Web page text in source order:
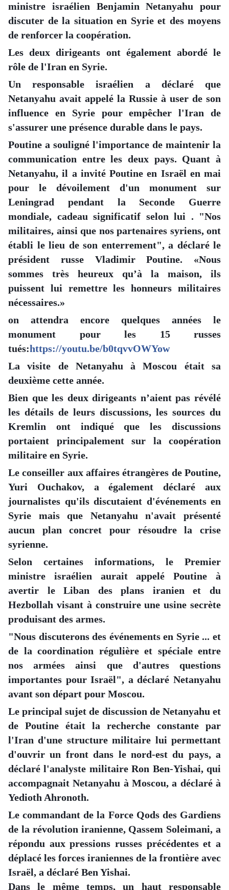
ministre israélien Benjamin Netanyahu pour
discuter de la situation en Syrie et des moyens
de renforcer la coopération.
Les deux dirigeants ont également abordé le
rôle de l'Iran en Syrie.
Un responsable israélien a déclaré que
Netanyahu avait appelé la Russie à user de son
influence en Syrie pour empêcher l'Iran de
s'assurer une présence durable dans le pays.
Poutine a souligné l'importance de maintenir la
communication entre les deux pays. Quant à
Netanyahu, il a invité Poutine en Israël en mai
pour le dévoilement d'un monument sur
Leningrad pendant la Seconde Guerre
mondiale, cadeau significatif selon lui . "Nos
militaires, ainsi que nos partenaires syriens, ont
établi le lieu de son enterrement", a déclaré le
président russe Vladimir Poutine. «Nous
sommes très heureux qu’à la maison, ils
puissent lui remettre les honneurs militaires
nécessaires.»
on attendra encore quelques années le
monument pour les 15 russes
tués:https://youtu.be/b0tqvvOWYow
La visite de Netanyahu à Moscou était sa
deuxième cette année.
Bien que les deux dirigeants n’aient pas révélé
les détails de leurs discussions, les sources du
Kremlin ont indiqué que les discussions
portaient principalement sur la coopération
militaire en Syrie.
Le conseiller aux affaires étrangères de Poutine,
Yuri Ouchakov, a également déclaré aux
journalistes qu'ils discutaient d'événements en
Syrie mais que Netanyahu n'avait présenté
aucun plan concret pour résoudre la crise
syrienne.
Selon certaines informations, le Premier
ministre israélien aurait appelé Poutine à
avertir le Liban des plans iranien et du
Hezbollah visant à construire une usine secrète
produisant des armes.
"Nous discuterons des événements en Syrie ... et
de la coordination régulière et spéciale entre
nos armées ainsi que d'autres questions
importantes pour Israël", a déclaré Netanyahu
avant son départ pour Moscou.
Le principal sujet de discussion de Netanyahu et
de Poutine était la recherche constante par
l'Iran d'une structure militaire lui permettant
d'ouvrir un front dans le nord-est du pays, a
déclaré l'analyste militaire Ron Ben-Yishai, qui
accompagnait Netanyahu à Moscou, a déclaré à
Yedioth Ahronoth.
Le commandant de la Force Qods des Gardiens
de la révolution iranienne, Qassem Soleimani, a
répondu aux pressions russes précédentes et a
déplacé les forces iraniennes de la frontière avec
Israël, a déclaré Ben Yishai.
Dans le même temps, un haut responsable